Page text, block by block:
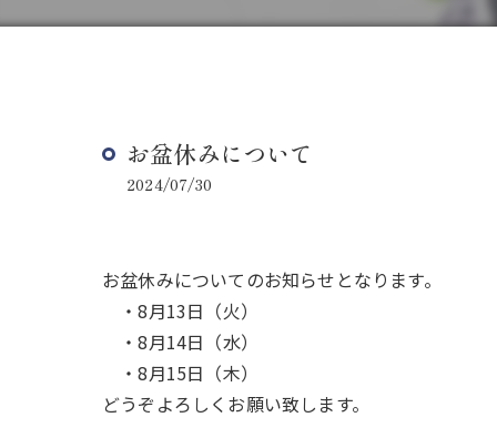
お盆休みについて
2024/07/30
お盆休みについてのお知らせとなります。
・8月13日（火）
・8月14日（水）
・8月15日（木）
どうぞよろしくお願い致します。